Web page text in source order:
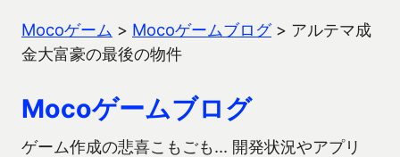
Mocoゲーム > Mocoゲームブログ> アルテマ成
金大富豪の最後の物件
Mocoゲームブログ
ゲーム作成の悲喜こもごも… 開発状況やアプリ